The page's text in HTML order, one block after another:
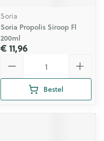
Soria
Soria Propolis Siroop Fl
200ml
€ 11,96
Bestel